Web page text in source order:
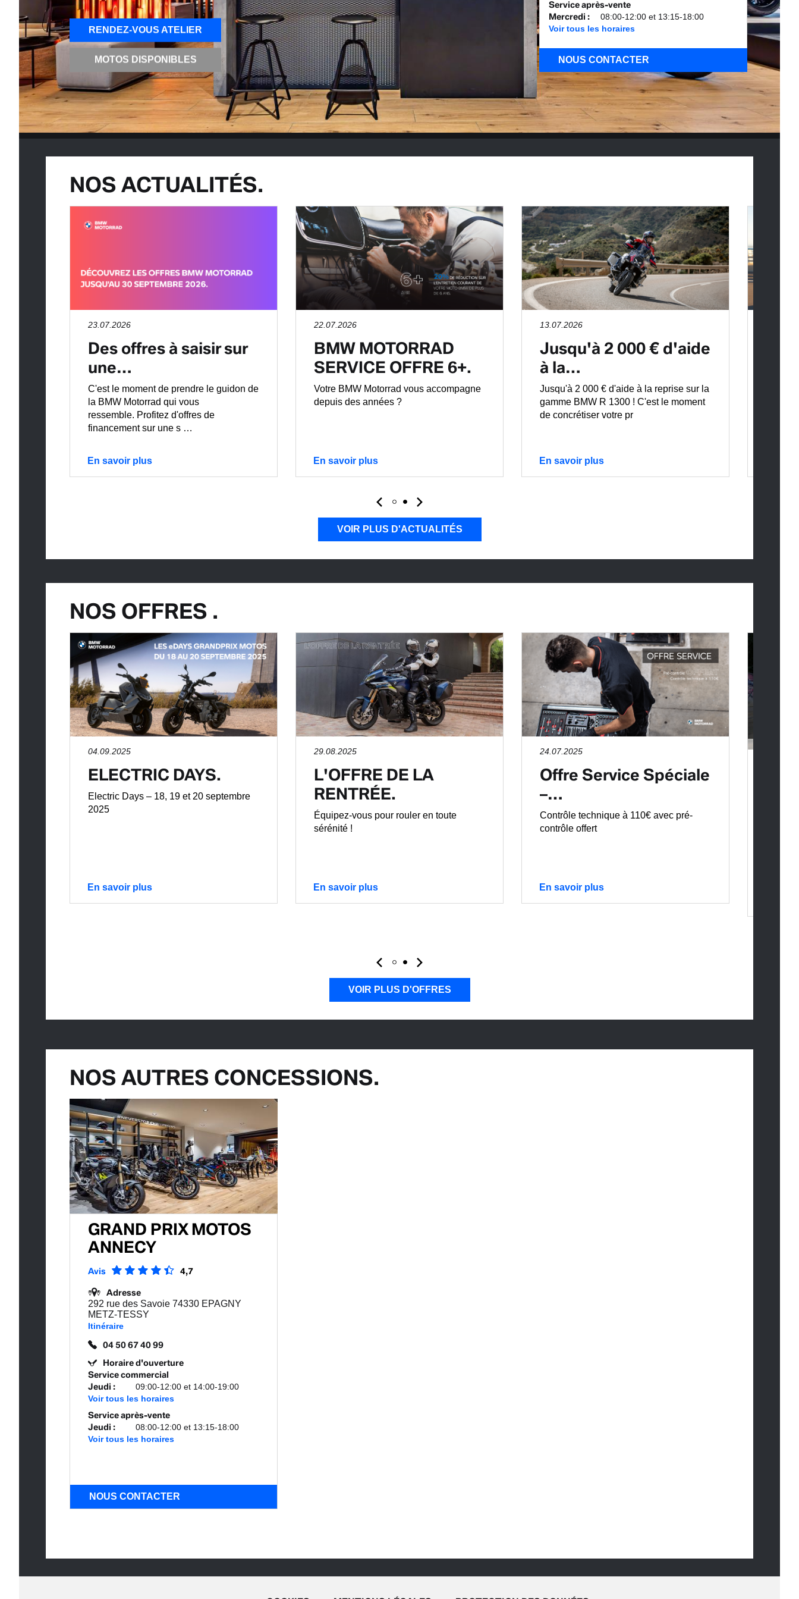
Service après-vente
Mercredi :
08:00-12:00 et 13:15-18:00
Voir tous les horaires
NOUS CONTACTER
RENDEZ-VOUS ATELIER
MOTOS DISPONIBLES
NOS ACTUALITÉS.
23.07.2026
Des offres à saisir sur
une…
C'est le moment de prendre le guidon de
la BMW Motorrad qui vous
ressemble. Profitez d'offres de
financement sur une s …
En savoir plus
22.07.2026
BMW MOTORRAD
SERVICE OFFRE 6+.
Votre BMW Motorrad vous accompagne
depuis des années ?
En savoir plus
13.07.2026
Jusqu'à 2 000 € d'aide
à la…
Jusqu'à 2 000 € d'aide à la reprise sur la
gamme BMW R 1300 ! C'est le moment
de concrétiser votre pr
En savoir plus
VOIR PLUS D'ACTUALITÉS
NOS OFFRES .
04.09.2025
ELECTRIC DAYS.
Electric Days – 18, 19 et 20 septembre
2025
En savoir plus
29.08.2025
L'OFFRE DE LA
RENTRÉE.
Équipez-vous pour rouler en toute
sérénité !
En savoir plus
24.07.2025
Offre Service Spéciale
–…
Contrôle technique à 110€ avec pré-
contrôle offert
En savoir plus
VOIR PLUS D'OFFRES
NOS AUTRES CONCESSIONS.
GRAND PRIX MOTOS
ANNECY
Avis 4,7
Adresse
292 rue des Savoie 74330 EPAGNY
METZ-TESSY
Itinéraire
04 50 67 40 99
Horaire d'ouverture
Service commercial
Jeudi :
09:00-12:00 et 14:00-19:00
Voir tous les horaires
Service après-vente
Jeudi :
08:00-12:00 et 13:15-18:00
Voir tous les horaires
NOUS CONTACTER